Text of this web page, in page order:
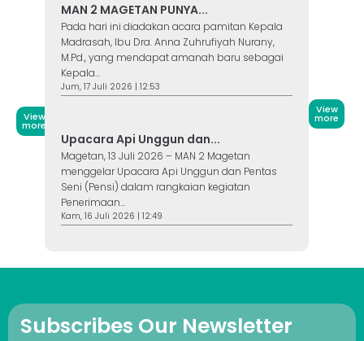
View
more
MAN 2 MAGETAN PUNYA...
Pada hari ini diadakan acara pamitan Kepala
Madrasah, Ibu Dra. Anna Zuhrufiyah Nurany,
M.Pd., yang mendapat amanah baru sebagai
Kepala...
Jum, 17 Juli 2026 | 12:53
Upacara Api Unggun dan...
Magetan, 13 Juli 2026 – MAN 2 Magetan
menggelar Upacara Api Unggun dan Pentas
Seni (Pensi) dalam rangkaian kegiatan
Penerimaan...
Kam, 16 Juli 2026 | 12:49
View
more
Subscribes Our Newsletter